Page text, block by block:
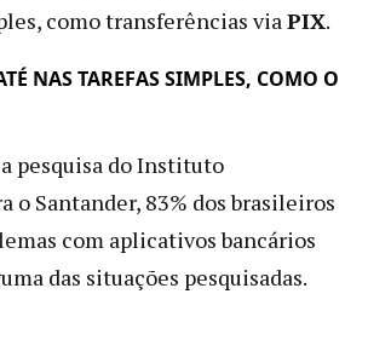
como transferências viaPIX.
NAS TAREFAS SIMPLES, COMO O
pesquisa do Instituto
o Santander, 83% dos brasileiros
com aplicativos bancários
das situações pesquisadas.